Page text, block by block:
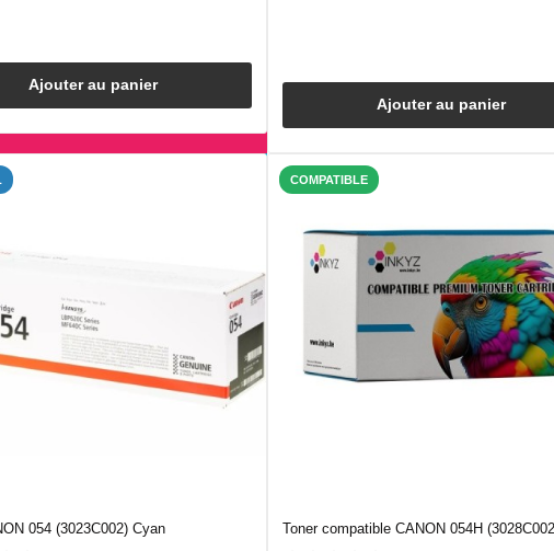
Ajouter au panier
Ajouter au panier
054 (3023C002) Cyan
COMPATIBLE
Toner compatible CANON 054H